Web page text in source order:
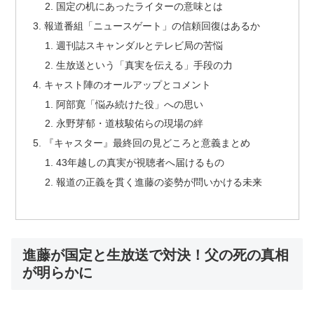
国定の机にあったライターの意味とは
報道番組「ニュースゲート」の信頼回復はあるか
週刊誌スキャンダルとテレビ局の苦悩
生放送という「真実を伝える」手段の力
キャスト陣のオールアップとコメント
阿部寛「悩み続けた役」への思い
永野芽郁・道枝駿佑らの現場の絆
『キャスター』最終回の見どころと意義まとめ
43年越しの真実が視聴者へ届けるもの
報道の正義を貫く進藤の姿勢が問いかける未来
進藤が国定と生放送で対決！父の死の真相
が明らかに